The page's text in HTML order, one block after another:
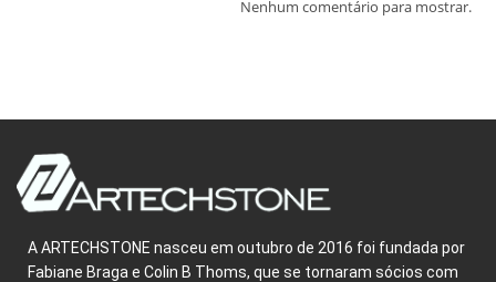
Nenhum comentário para mostrar.
A ARTECHSTONE nasceu em outubro de 2016 foi fundada por
Fabiane Braga e Colin B Thoms, que se tornaram sócios com